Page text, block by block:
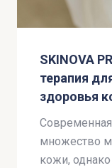
SKINOVA
терапия
здоровья
множество
кожи,